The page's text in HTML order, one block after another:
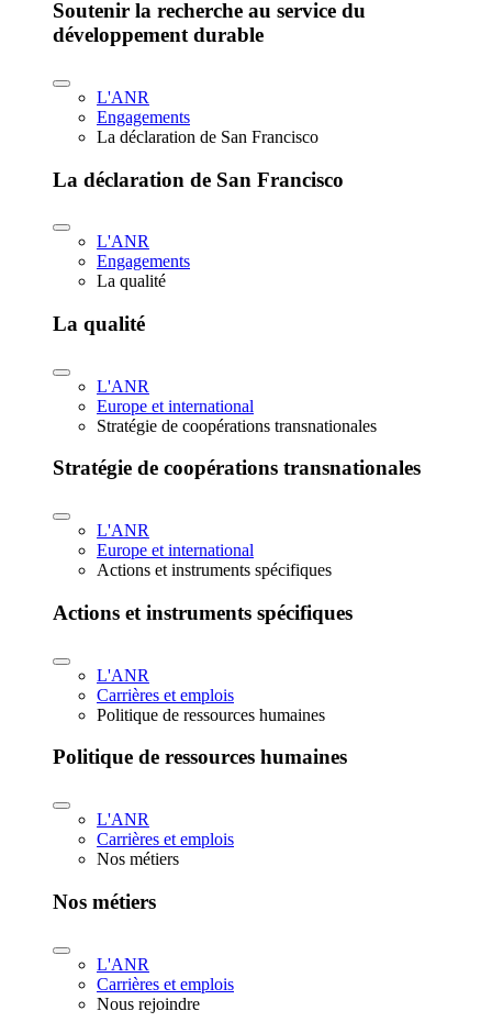
Soutenir la recherche au service du
développement durable
L'ANR
Engagements
La déclaration de San Francisco
La déclaration de San Francisco
L'ANR
Engagements
La qualité
La qualité
L'ANR
Europe et international
Stratégie de coopérations transnationales
Stratégie de coopérations transnationales
L'ANR
Europe et international
Actions et instruments spécifiques
Actions et instruments spécifiques
L'ANR
Carrières et emplois
Politique de ressources humaines
Politique de ressources humaines
L'ANR
Carrières et emplois
Nos métiers
Nos métiers
L'ANR
Carrières et emplois
Nous rejoindre